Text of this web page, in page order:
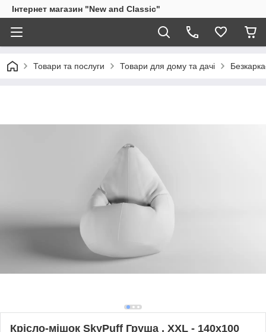
Інтернет магазин "New and Classic"
Товари та послуги Товари для дому та дачі
Крісло-мішок SkyPuff Груша , XXL - 140х100